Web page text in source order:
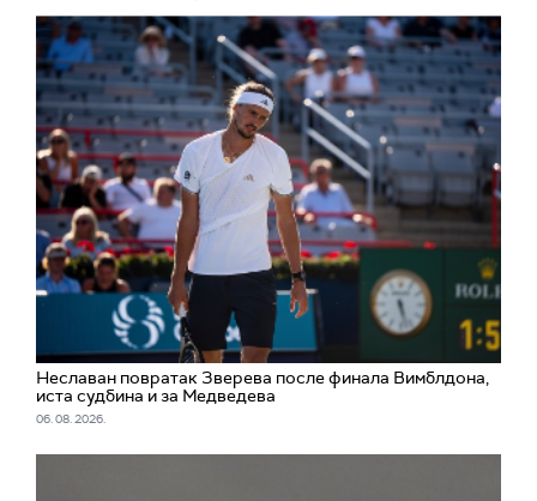
Неславан повратак Зверева после финала Вимблдона,
иста судбина и за Медведева
06. 08. 2026.